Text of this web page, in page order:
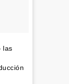
las